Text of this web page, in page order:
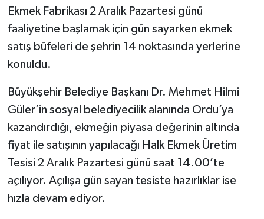
Ekmek Fabrikası 2 Aralık Pazartesi günü
faaliyetine başlamak için gün sayarken ekmek
satış büfeleri de şehrin 14 noktasında yerlerine
konuldu.
Büyükşehir Belediye Başkanı Dr. Mehmet Hilmi
Güler’in sosyal belediyecilik alanında Ordu’ya
kazandırdığı, ekmeğin piyasa değerinin altında
fiyat ile satışının yapılacağı Halk Ekmek Üretim
Tesisi 2 Aralık Pazartesi günü saat 14.00’te
açılıyor. Açılışa gün sayan tesiste hazırlıklar ise
hızla devam ediyor.